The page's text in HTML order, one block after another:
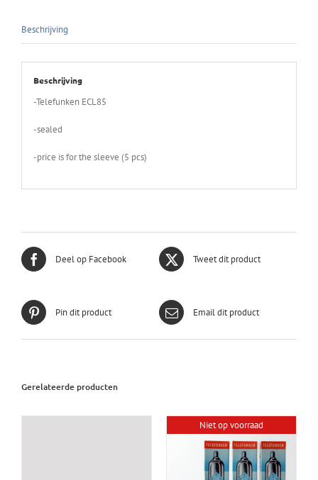
Beschrijving
Beschrijving
-Telefunken ECL85
-sealed
-price is for the sleeve (5 pcs)
Deel op Facebook Tweet dit product
Pin dit product Email dit product
Gerelateerde producten
Niet op voorraad